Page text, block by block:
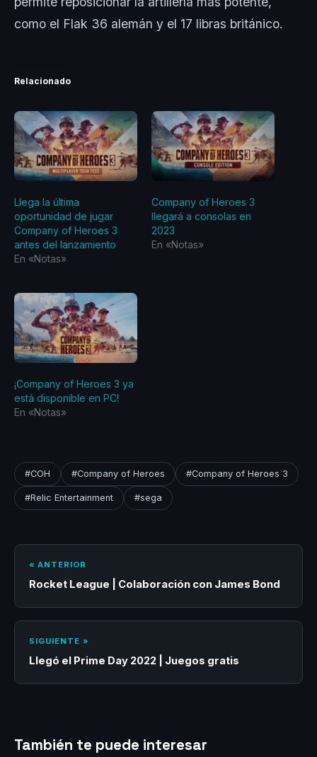
como el Flak 36 alemán y el 17 libras británico.
Relacionado
Llega la última
oportunidad de jugar
Company of Heroes 3
antes del lanzamiento
En «Notas»
Company of Heroes 3
llegará a consolas en
2023
En «Notas»
¡Company of Heroes 3 ya
está disponible en PC!
En «Notas»
#COH #Company of Heroes #Company of Heroes 3
#Relic Entertainment #sega
« ANTERIOR
Rocket League | Colaboración con James Bond
SIGUIENTE »
Llegó el Prime Day 2022 | Juegos gratis
También te puede interesar